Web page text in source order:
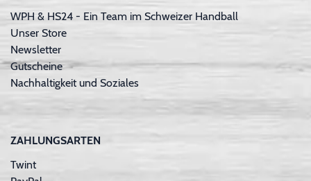
WPH & HS24 - Ein Team im Schweizer Handball
Unser Store
Newsletter
Gutscheine
Nachhaltigkeit und Soziales
ZAHLUNGSARTEN
Twint